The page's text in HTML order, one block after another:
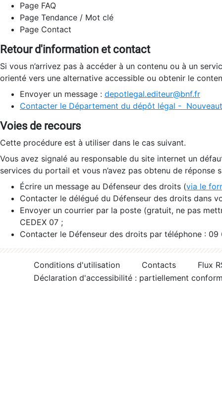
Page FAQ
Page Tendance / Mot clé
Page Contact
Retour d'information et contact
Si vous n’arrivez pas à accéder à un contenu ou à un
orienté vers une alternative accessible ou obtenir le
Envoyer un message : depotlegal.editeur@bnf.fr
Contacter le Département du dépôt légal -
Voies de recours
Cette procédure est à utiliser dans le cas suivant.
Vous avez signalé au responsable du site internet un
services du portail et vous n’avez pas obtenu de réponse
Écrire un message au Défenseur des droits (via le
Contacter le délégué du Défenseur des droits dans
Envoyer un courrier par la poste (gratuit, ne pas
CEDEX 07 ;
Contacter le Défenseur des droits par téléphone :
Conditions d'utilisation Contacts
Flux
Déclaration d'accessibilité : partiellement